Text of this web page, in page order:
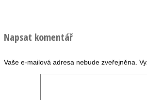
Napsat komentář
Vaše e-mailová adresa nebude zveřejněna.